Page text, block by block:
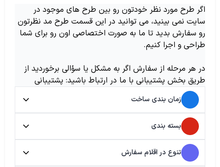
اگر طرح مورد نظر خودتون رو بین طرح های موجود در
سایت نمی بینید، می توانید در این قسمت طرح مد نظرتون
رو سفارش بدید تا ما به صورت اختصاصی اون رو برای شما
طراحی و اجرا کنیم.
در هر مرحله از سفارش اگر به مشکل یا سؤالی برخوردید از
طریق بخش پشتیبانی با ما در ارتباط باشید: پشتیبانی
زمان بندی ساخت
بسته بندی
تنوع در اقلام سفارش